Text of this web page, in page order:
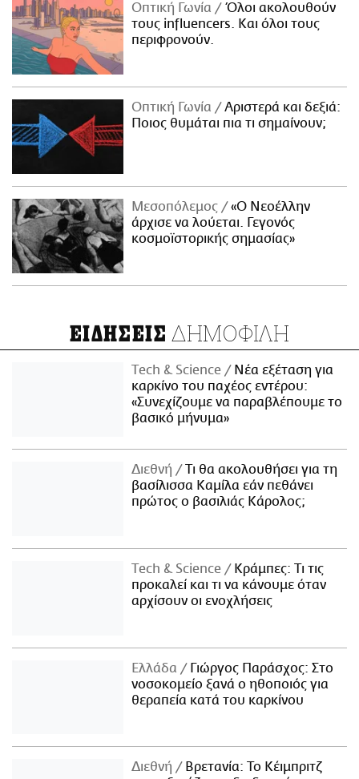
Οπτική Γωνία
Όλοι ακολουθούν
τους influencers. Και όλοι τους
περιφρονούν.
Οπτική Γωνία
Αριστερά και δεξιά:
Ποιος θυμάται πια τι σημαίνουν;
Μεσοπόλεμος
«Ο Νεοέλλην
άρχισε να λούεται. Γεγονός
κοσμοϊστορικής σημασίας»
ΕΙΔΗΣΕΙΣ ΔΗΜΟΦΙΛΗ
Τech & Science
Νέα εξέταση για
καρκίνο του παχέος εντέρου:
«Συνεχίζουμε να παραβλέπουμε το
βασικό μήνυμα»
Διεθνή
Τι θα ακολουθήσει για τη
βασίλισσα Καμίλα εάν πεθάνει
πρώτος ο βασιλιάς Κάρολος;
Τech & Science
Κράμπες: Τι τις
προκαλεί και τι να κάνουμε όταν
αρχίσουν οι ενοχλήσεις
Ελλάδα
Γιώργος Παράσχος: Στο
νοσοκομείο ξανά ο ηθοποιός για
θεραπεία κατά του καρκίνου
Διεθνή
Βρετανία: Το Κέιμπριτζ